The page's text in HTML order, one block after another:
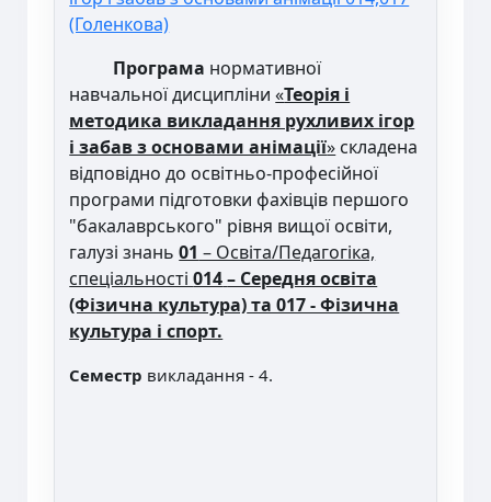
(Голенкова)
Програма нормативної
навчальної дисципліни«Теорія і
методика викладання рухливих ігор
і забав з основами анімації» складена
відповідно до освітньо-професійної
програми підготовки фахівців першого
"бакалаврського" рівня вищої освіти,
галузі знань01 – Освіта/Педагогіка,
спеціальності014– Середня освіта
(Фізична культура)та 017 - Фізична
культура і спорт.
Семестр викладання - 4.